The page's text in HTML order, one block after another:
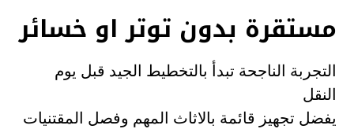
مستقرة بدون توتر او خسائر
التجربة الناجحة تبدأ بالتخطيط الجيد قبل يوم
النقل
يفضل تجهيز قائمة بالاثاث المهم وفصل المقتنيات